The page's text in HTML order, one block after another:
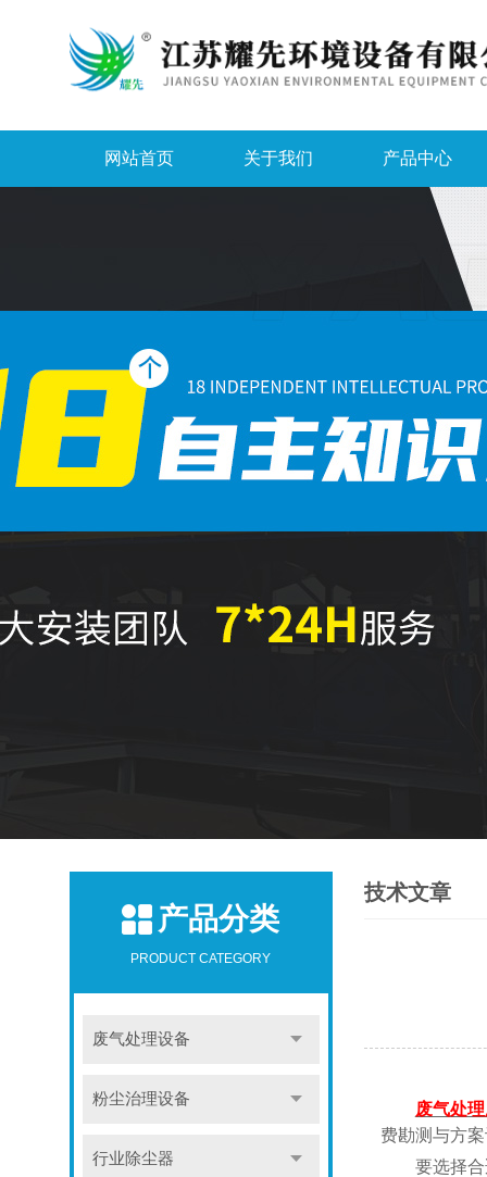
网站首页 关于我们 产品中心
产品分类
PRODUCT CATEGORY
废气处理设备
粉尘治理设备
行业除尘器
技术文章
废气处
费勘测与方
要选择